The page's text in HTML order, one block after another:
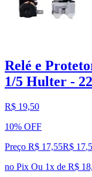
Relé e
1/5 Hulter -
R$ 19,50
10% OFF
Preço R$ 17,55R$ 17,
no Pix Ou 1x de R$